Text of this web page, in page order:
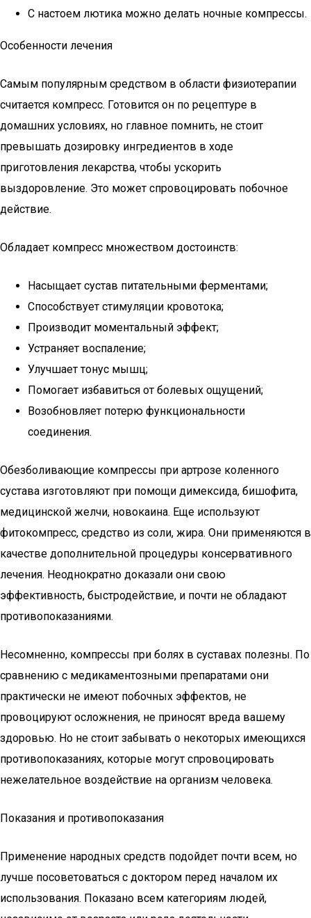
С настоем лютика можно делать ночные компрессы.
Особенности лечения
Самым популярным средством в области физиотерапии
считается компресс. Готовится он по рецептуре в
домашних условиях, но главное помнить, не стоит
превышать дозировку ингредиентов в ходе
приготовления лекарства, чтобы ускорить
выздоровление. Это может спровоцировать побочное
действие.
Обладает компресс множеством достоинств:
Насыщает сустав питательными ферментами;
Способствует стимуляции кровотока;
Производит моментальный эффект;
Устраняет воспаление;
Улучшает тонус мышц;
Помогает избавиться от болевых ощущений;
Возобновляет потерю функциональности
соединения.
Обезболивающие компрессы при артрозе коленного
сустава изготовляют при помощи димексида, бишофита,
медицинской желчи, новокаина. Еще используют
фитокомпресс, средство из соли, жира. Они применяются в
качестве дополнительной процедуры консервативного
лечения. Неоднократно доказали они свою
эффективность, быстродействие, и почти не обладают
противопоказаниями.
Несомненно, компрессы при болях в суставах полезны. По
сравнению с медикаментозными препаратами они
практически не имеют побочных эффектов, не
провоцируют осложнения, не приносят вреда вашему
здоровью. Но не стоит забывать о некоторых имеющихся
противопоказаниях, которые могут спровоцировать
нежелательное воздействие на организм человека.
Показания и противопоказания
Применение народных средств подойдет почти всем, но
лучше посоветоваться с доктором перед началом их
использования. Показано всем категориям людей,